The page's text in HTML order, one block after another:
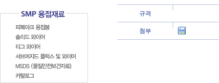
규격
첨부